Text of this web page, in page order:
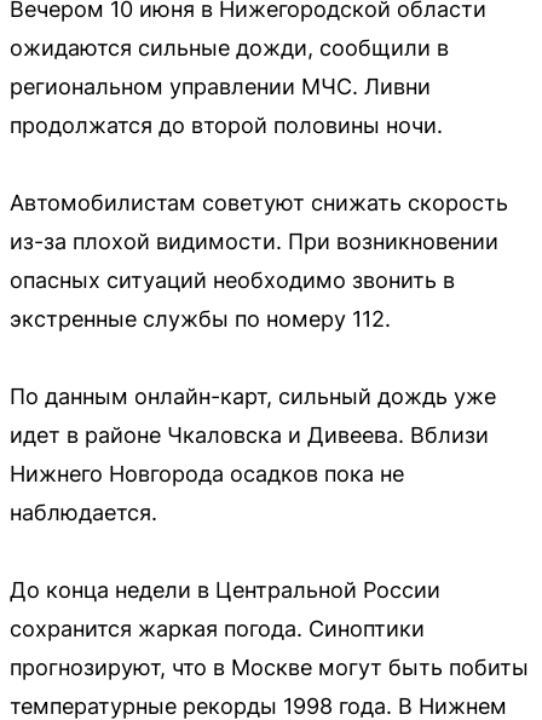
Вечером 10 июня в Нижегородской области
ожидаются сильные дожди, сообщили в
региональном управлении МЧС. Ливни
продолжатся до второй половины ночи.
Автомобилистам советуют снижать скорость
из-за плохой видимости. При возникновении
опасных ситуаций необходимо звонить в
экстренные службы по номеру 112.
По данным онлайн-карт, сильный дождь уже
идет в районе Чкаловска и Дивеева. Вблизи
Нижнего Новгорода осадков пока не
наблюдается.
До конца недели в Центральной России
сохранится жаркая погода. Синоптики
прогнозируют, что в Москве могут быть побиты
температурные рекорды 1998 года. В Нижнем